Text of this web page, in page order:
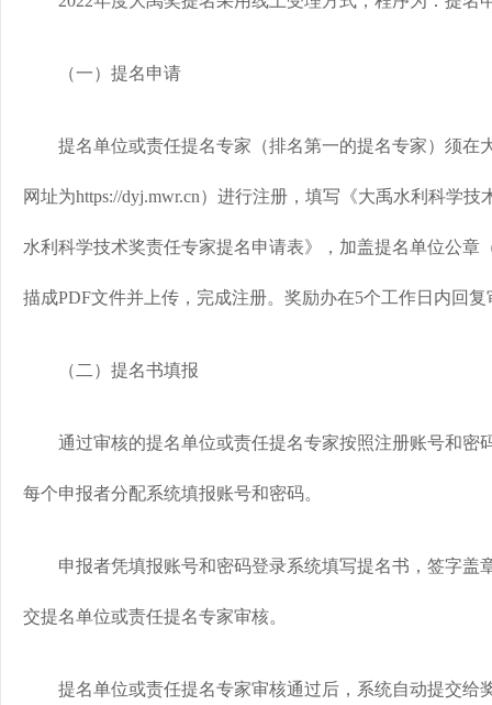
（一）提名申请
提名单位或责任提名专家（排名第一的提名专家）须在
网址为https://dyj.mwr.cn）进行注册，填写《大禹水利科学
水利科学技术奖责任专家提名申请表》，加盖提名单位公章
描成PDF文件并上传，完成注册。奖励办在5个工作日内回复
（二）提名书填报
通过审核的提名单位或责任提名专家按照注册账号和密
每个申报者分配系统填报账号和密码。
申报者凭填报账号和密码登录系统填写提名书，签字盖
交提名单位或责任提名专家审核。
提名单位或责任提名专家审核通过后，系统自动提交给